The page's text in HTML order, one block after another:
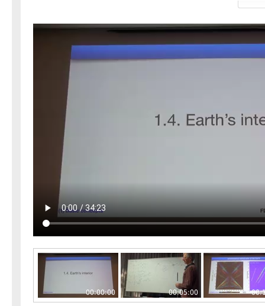
00:00:00 00:05:00